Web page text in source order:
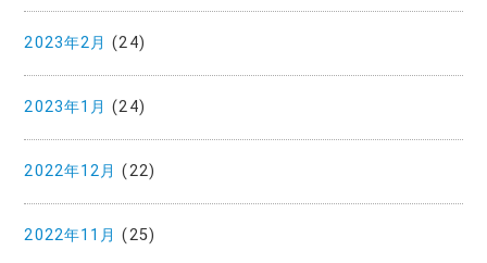
2023年2月 (24)
2023年1月 (24)
2022年12月 (22)
2022年11月 (25)